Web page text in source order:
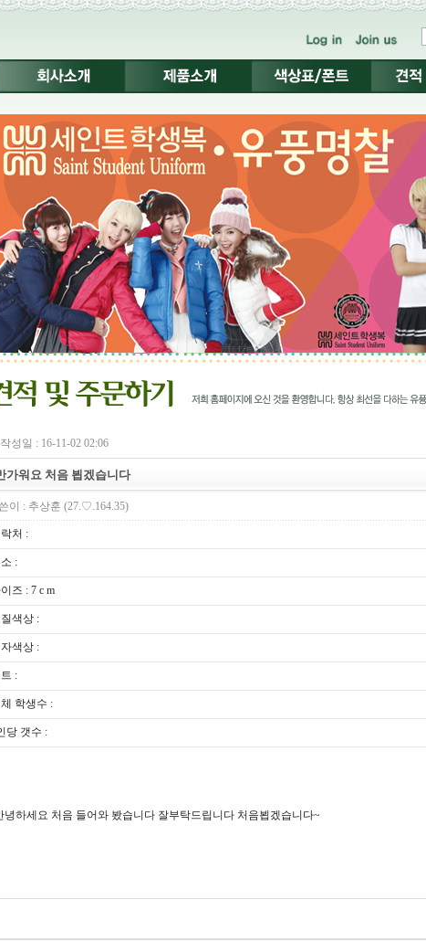
작성일 : 16-11-02 02:06
가워요 처음 뵙겠습니다
이 : 추상훈 (27.♡.164.35)
처 :
:
즈 : 7 c m
색상 :
색상 :
:
학생수 :
당 갯수 :
녕하세요 처음 들어와 봤습니다 잘부탁드립니다 처음뵙겠습니다~